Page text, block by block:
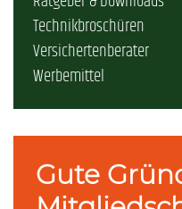
Technikbroschüren
Versichertenberater
Werbemittel
Gute